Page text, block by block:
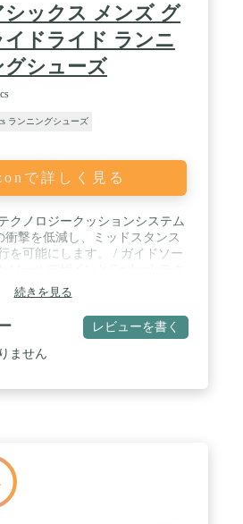
シックス メンズ グ
イドライド ランニ
グシューズ
ランニングシューズ
で詳しく見る
クノロジークッションシステム
撃を低減し、ミッドスタンス
を可能にします。 / ガイドソー
部は、足首の屈曲を軽減し、衝
提供し、他の脚の筋肉の疲労を
効率を向上させます。 /
ソールテクノロジー – 当社の
ーは、飛距離に関係なく卓越
続きを見る
レビューを書く
ません